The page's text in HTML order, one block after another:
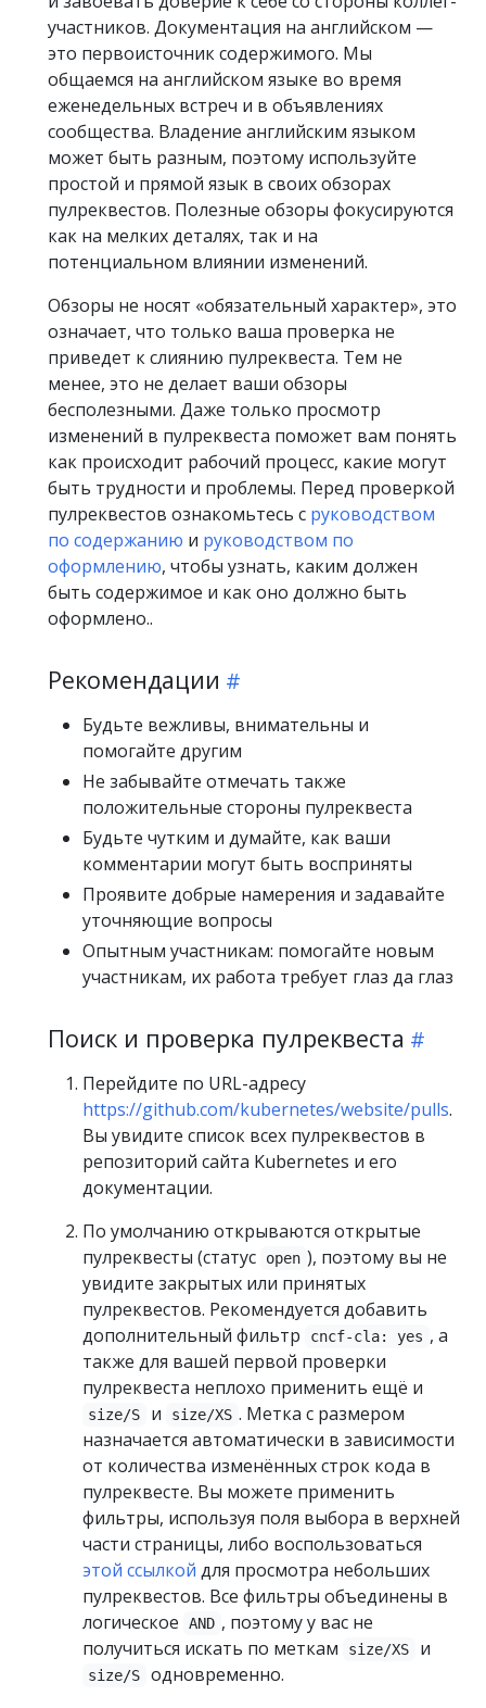
участников. Документация на английском —
это первоисточник содержимого. Мы
общаемся на английском языке во время
еженедельных встреч и в объявлениях
сообщества. Владение английским языком
может быть разным, поэтому используйте
простой и прямой язык в своих обзорах
пулреквестов. Полезные обзоры фокусируются
как на мелких деталях, так и на
потенциальном влиянии изменений.
Обзоры не носят «обязательный характер», это
означает, что только ваша проверка не
приведет к слиянию пулреквеста. Тем не
менее, это не делает ваши обзоры
бесполезными. Даже только просмотр
изменений в пулреквеста поможет вам понять
как происходит рабочий процесс, какие могут
быть трудности и проблемы. Перед проверкой
пулреквестов ознакомьтесь с руководством
по содержанию и руководством по
оформлению, чтобы узнать, каким должен
быть содержимое и как оно должно быть
оформлено..
Рекомендации
Будьте вежливы, внимательны и
помогайте другим
Не забывайте отмечать также
положительные стороны пулреквеста
Будьте чутким и думайте, как ваши
комментарии могут быть восприняты
Проявите добрые намерения и задавайте
уточняющие вопросы
Опытным участникам: помогайте новым
участникам, их работа требует глаз да глаз
Поиск и проверка пулреквеста
Перейдите по URL-адресу
https://github.com/kubernetes/website/pulls.
Вы увидите список всех пулреквестов в
репозиторий сайта Kubernetes и его
документации.
По умолчанию открываются открытые
пулреквесты (статус
open ), поэтому вы не
увидите закрытых или принятых
пулреквестов. Рекомендуется добавить
дополнительный фильтр
cncf-cla: yes , а
также для вашей первой проверки
пулреквеста неплохо применить ещё и
size/S и size/XS . Метка с размером
назначается автоматически в зависимости
от количества изменённых строк кода в
пулреквесте. Вы можете применить
фильтры, используя поля выбора в верхней
части страницы, либо воспользоваться
этой ссылкой для просмотра небольших
пулреквестов. Все фильтры объединены в
логическое
AND , поэтому у вас не
получиться искать по меткам
size/XS и
size/S
одновременно.